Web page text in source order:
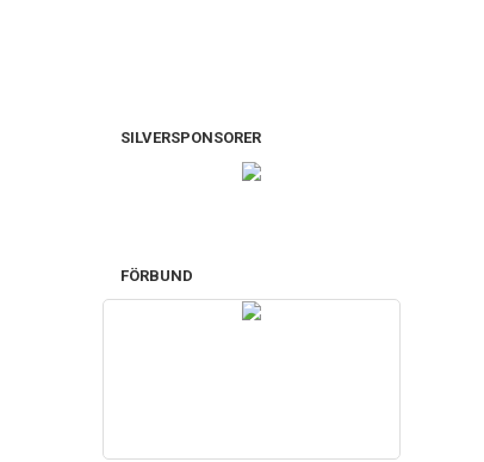
SILVERSPONSORER
FÖRBUND